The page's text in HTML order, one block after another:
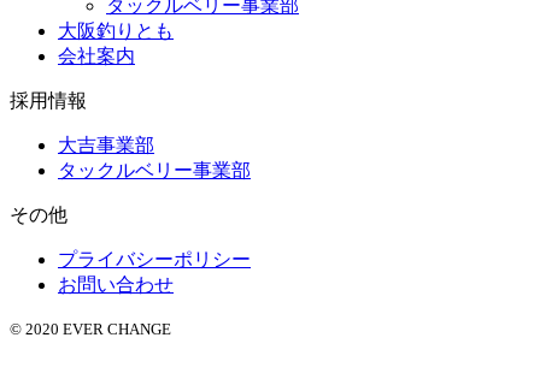
タックルベリー事業部
大阪釣りとも
会社案内
採用情報
大吉事業部
タックルベリー事業部
その他
プライバシーポリシー
お問い合わせ
© 2020 EVER CHANGE